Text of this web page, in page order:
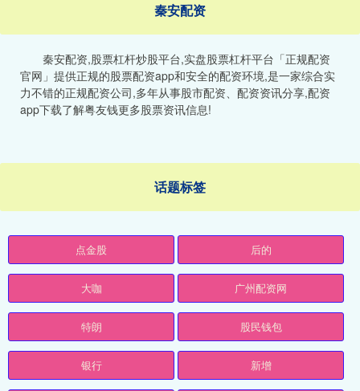
秦安配资
秦安配资,股票杠杆炒股平台,实盘股票杠杆平台「正规配资
官网」提供正规的股票配资app和安全的配资环境,是一家综合实
力不错的正规配资公司,多年从事股市配资、配资资讯分享,配资
app下载了解粤友钱更多股票资讯信息!
话题标签
点金股 后的
大咖 广州配资网
特朗 股民钱包
银行 新增